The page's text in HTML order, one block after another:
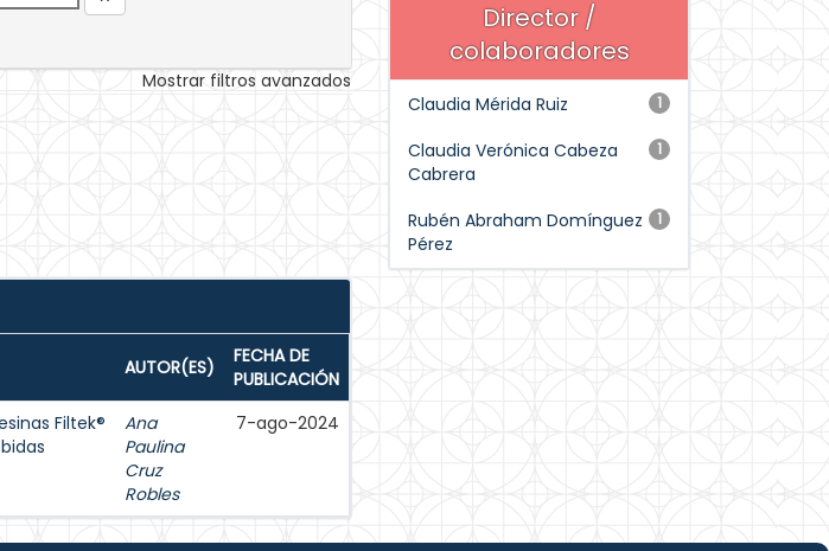
Mostrar filtros avanzados
AUTOR(ES)
FECHA DE
PUBLICACIÓN
Filtek®
Ana
Paulina
Cruz
Robles
7-ago-2024
Director /
colaboradores
1
Claudia Mérida Ruiz
1
Claudia Verónica Cabeza
Cabrera
1
Rubén Abraham Domínguez
Pérez